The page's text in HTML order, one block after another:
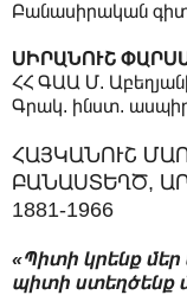
Բանասիրական
ՍԻՐԱՆՈՒՇ
ՀՀ ԳԱԱ Մ.
Գրակ. ինստ.
ՀԱՅԿԱՆՈՒՇ
ԲԱՆԱՍՏԵՂԾ,
1881-1966
«Պիտի կրենք
պիտի ստեղծենք